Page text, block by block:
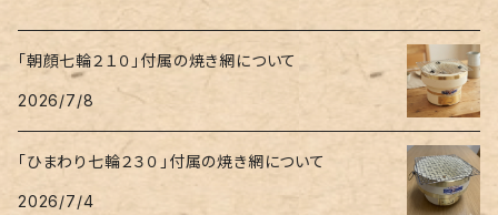
「朝顔七輪２１０」付属の焼き網について
2026/7/8
「ひまわり七輪２３０」付属の焼き網について
2026/7/4